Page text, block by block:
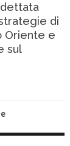
di
Oriente e
sul